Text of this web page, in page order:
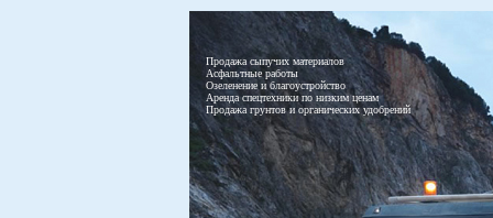
Продажа сыпучих материалов
Асфальтные работы
Озеленение и благоустройство
Аренда спецтехники по низким ценам
Продажа грунтов и органических удобрений